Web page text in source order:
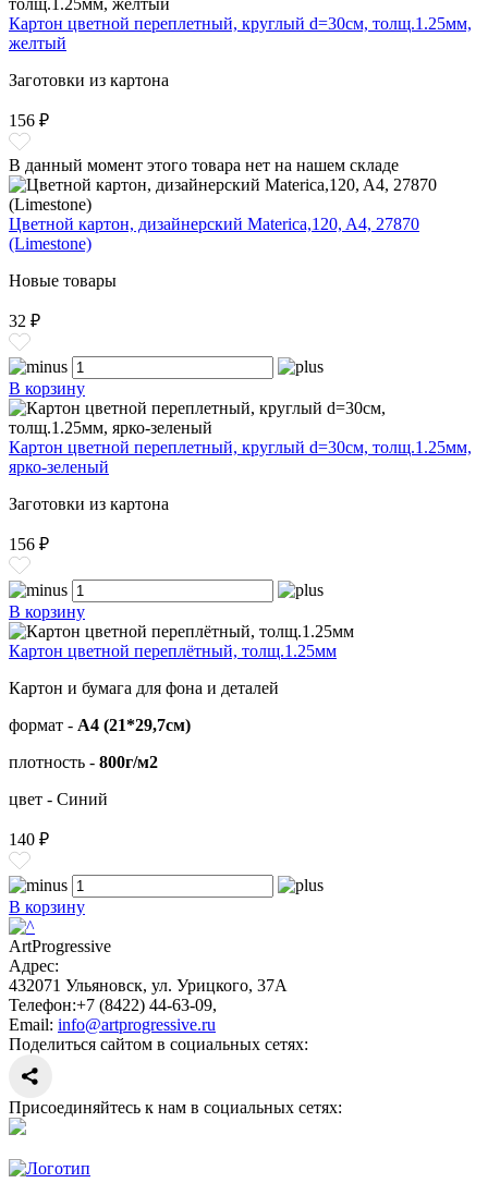
Картон цветной переплетный, круглый d=30см, толщ.1.25мм,
желтый
Заготовки из картона
156 ₽
В данный момент этого товара нет на нашем складе
Цветной картон, дизайнерский Materica,120, A4, 27870
(Limestone)
Новые товары
32 ₽
В корзину
Картон цветной переплетный, круглый d=30см, толщ.1.25мм,
ярко-зеленый
Заготовки из картона
156 ₽
В корзину
Картон цветной переплётный, толщ.1.25мм
Картон и бумага для фона и деталей
формат - А4 (21*29,7см)
плотность - 800г/м2
цвет - Синий
140 ₽
В корзину
ArtProgressive
Адрес:
432071 Ульяновск, ул. Урицкого, 37А
Телефон:+7 (8422) 44-63-09,
Email: info@artprogressive.ru
Поделиться сайтом в социальных сетях:
Присоединяйтесь к нам в социальных сетях: